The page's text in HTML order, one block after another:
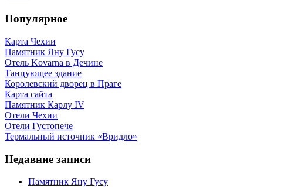
Популярное
Карта Чехии
Памятник Яну Гусу
Отель Kovarna в Дечине
Танцующее здание
Королевский дворец в Праге
Карта сайта
Памятник Карлу IV
Отели Чехии
Отели Густопече
Термальный источник «Вридло»
Недавние записи
Памятник Яну Гусу